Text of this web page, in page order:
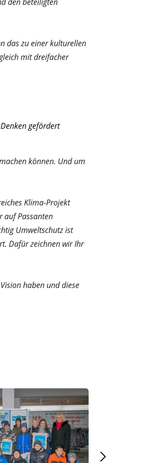
das zu einer kulturellen
mit dreifacher
gefördert
können. Und um
Klima-Projekt
auf Passanten
Umweltschutz ist
Dafür zeichnen wir Ihr
haben und diese